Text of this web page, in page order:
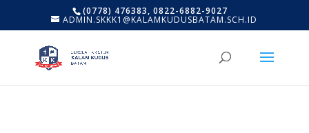
(0778) 476383, 0822-6882-9027
ADMIN.SKKK1@KALAMKUDUSBATAM.SCH.ID